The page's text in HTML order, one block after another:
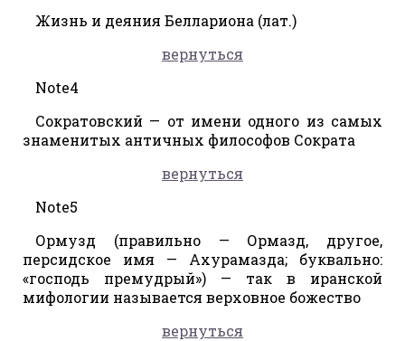
Жизнь и деяния Беллариона (лат.)
вернуться
Note4
Сократовский — от имени одного из самых
знаменитых античных философов Сократа
вернуться
Note5
Ормузд (правильно — Ормазд, другое,
персидское имя — Ахурамазда; буквально:
«господь премудрый») — так в иранской
мифологии называется верховное божество
вернуться